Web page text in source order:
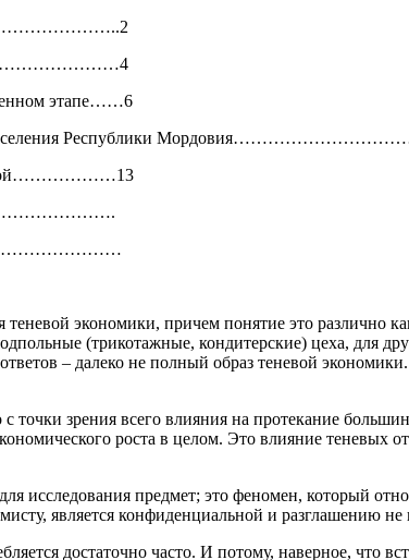
этапе……6
для населения Республики
экономики, причем понятие это различно
(трикотажные, кондитерские) цеха, для
– далеко не полный образ теневой
с точки зрения всего влияния на протекание
роста в целом. Это влияние
исследования предмет; это феномен, который
является конфиденциальной и разглашению не
достаточно часто. И потому, наверное, что